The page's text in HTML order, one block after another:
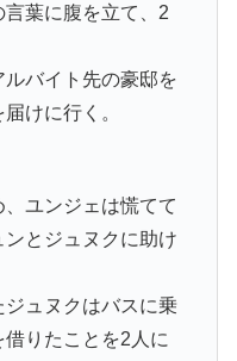
葉に腹を立て、2
バイト先の豪邸を
けに行く。
ユンジェは慌てて
とジュヌクに助け
ュヌクはバスに乗
りたことを2人に